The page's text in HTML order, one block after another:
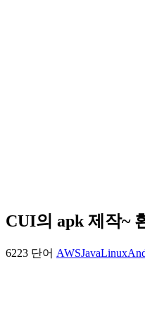
CUI의 apk 제작~
6223 단어 AWSJavaLinux